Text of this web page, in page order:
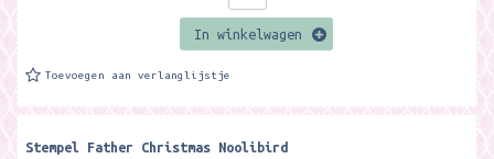
In winkelwagen
Toevoegen aan verlanglijstje
Stempel Father Christmas Noolibird